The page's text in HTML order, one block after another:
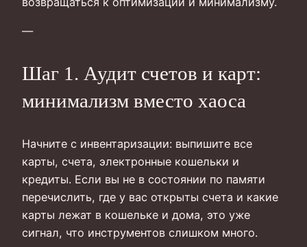
—
Шаг 1. Аудит счетов и карт:
минимализм вместо хаоса
Начните с инвентаризации: выпишите все
карты, счета, электронные кошельки и
кредиты. Если вы не в состоянии по памяти
перечислить, где у вас открыты счета и какие
карты лежат в кошельке и дома, это уже
сигнал, что инструментов слишком много.